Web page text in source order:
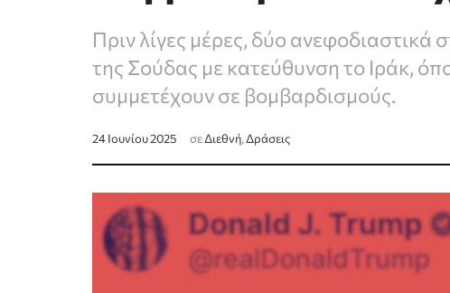
Πριν λίγες μέρες, δύο
της Σούδας με κατεύθυνση το Ιράκ,
συμμετέχουν σε βομβαρδισμούς.
24 Ιουνίου 2025 σεΔιεθνή, Δράσεις